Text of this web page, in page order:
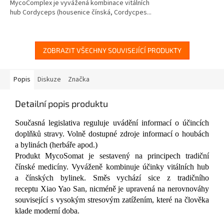
z
5
MycoComplex je vyvážená kombinace vitálních
hub Cordyceps (housenice čínská, Cordycpes...
ZOBRAZIT VŠECHNY SOUVISEJÍCÍ PRODUKTY
Popis Diskuze Značka
Detailní popis produktu
Současná legislativa reguluje uvádění informací o účincích
doplňků stravy. Volně dostupné zdroje informací o houbách
a bylinách (herbáře apod.)
Produkt MycoSomat je sestavený na principech tradiční
čínské medicíny. Vyváženě kombinuje účinky vitálních hub
a čínských bylinek. Směs vychází sice z tradičního
receptu Xiao Yao San, nicméně je upravená na nerovnováhy
související s vysokým stresovým zatížením, které na člověka
klade moderní doba.